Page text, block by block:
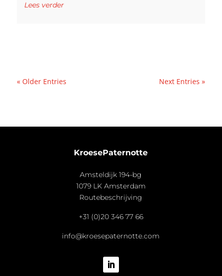
Lees verder
« Older Entries Next Entries »
KroesePaternotte
Amsteldijk 194-bg
1079 LK Amsterdam
Routebeschrijving
+31 (0)20 346 77 66
info@kroesepaternotte.com